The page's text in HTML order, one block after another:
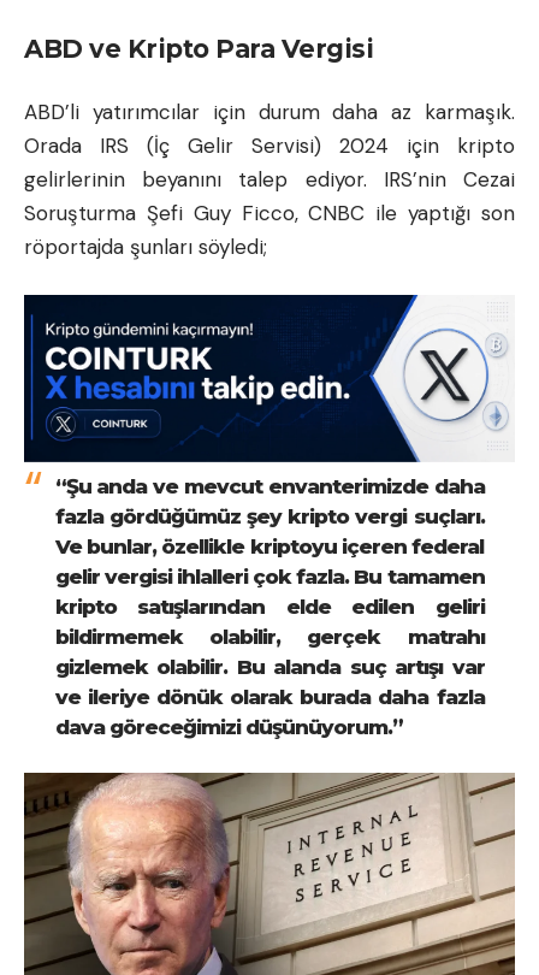
ABD ve Kripto Para Vergisi
ABD’li yatırımcılar için durum daha az karmaşık.
Orada IRS (İç Gelir Servisi) 2024 için kripto
gelirlerinin beyanını talep ediyor. IRS’nin Cezai
Soruşturma Şefi Guy Ficco, CNBC ile yaptığı son
röportajda şunları söyledi;
“Şu anda ve mevcut envanterimizde daha
fazla gördüğümüz şey kripto vergi suçları.
Ve bunlar, özellikle kriptoyu içeren federal
gelir vergisi ihlalleri çok fazla. Bu tamamen
kripto satışlarından elde edilen geliri
bildirmemek olabilir, gerçek matrahı
gizlemek olabilir. Bu alanda suç artışı var
ve ileriye dönük olarak burada daha fazla
dava göreceğimizi düşünüyorum.”